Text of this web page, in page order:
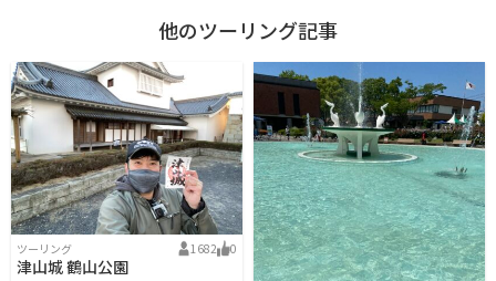
他のツーリング記事
ツーリング 1682 0
津山城 鶴山公園